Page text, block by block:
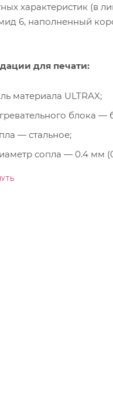
характеристик (в
6, наполненный
для печати:
материала ULTRAX;
блока —
— стальное;
сопла — 0.4 мм
— перед